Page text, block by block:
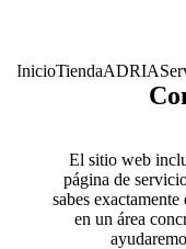
InicioTiendaADRIA
El sitio web
página de
sabes
en un área